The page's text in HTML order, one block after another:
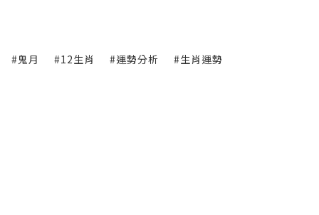
#鬼月 #12生肖 #運勢分析 #生肖運勢